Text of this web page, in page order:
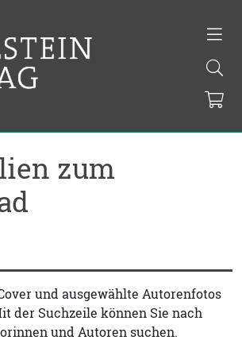
zum
und ausgewählte Autorenfotos
der Suchzeile können Sie nach
und Autoren suchen.